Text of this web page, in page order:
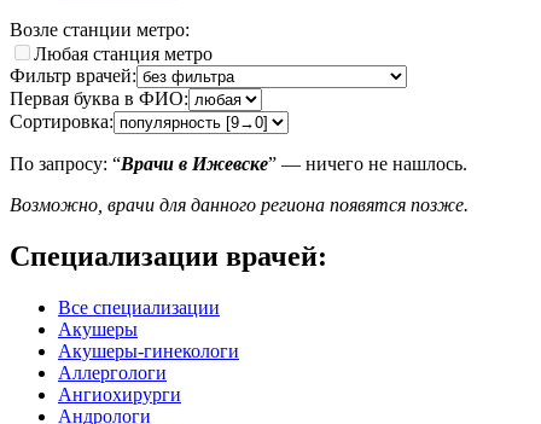
Возле станции метро:
Любая станция метро
Фильтр врачей:
Первая буква в ФИО:
Сортировка:
По запросу: “Врачи в Ижевске” — ничего не нашлось.
Возможно, врачи для данного региона появятся позже.
Специализации врачей:
Все специализации
Акушеры
Акушеры-гинекологи
Аллергологи
Ангиохирурги
Андрологи